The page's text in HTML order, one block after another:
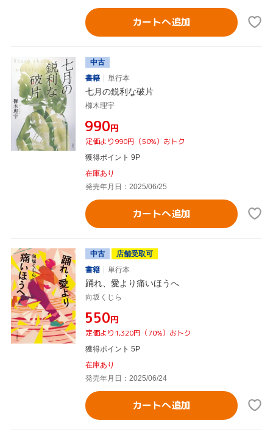
カートへ追加
中古
書籍
単行本
七月の鋭利な破片
櫛木理宇
¥990円
定価より990円（50%）おトク
獲得ポイント 9P
在庫あり
発売年月日：2025/06/25
カートへ追加
中古
店舗受取可
書籍
単行本
踊れ、愛より痛いほうへ
向坂くじら
¥550円
定価より1,320円（70%）おトク
獲得ポイント 5P
在庫あり
発売年月日：2025/06/24
カートへ追加